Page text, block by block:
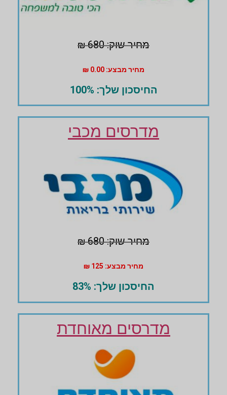
מחיר שוק: 680 ₪
מחיר מבצע: 0.00 ₪
החיסכון שלך: 100%
מדרסים מכבי
מחיר שוק: 680 ₪
מחיר מבצע: 125 ₪
החיסכון שלך: 83%
מדרסים מאוחדת